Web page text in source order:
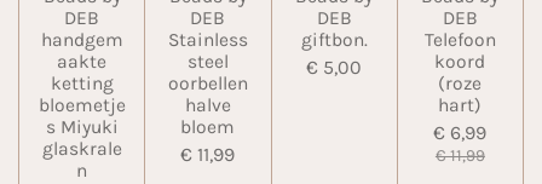
DEB
handgem
aakte
ketting
bloemetje
s Miyuki
glaskrale
n
DEB
Stainless
steel
oorbellen
halve
bloem
€ 11,99
DEB
giftbon.
€ 5,00
DEB
Telefoon
koord
(roze
hart)
€ 6,99
€ 11,99